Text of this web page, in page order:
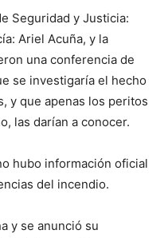
Seguridad y Justicia:
Ariel Acuña, y la
una conferencia de
se investigaría el hecho
y que apenas los peritos
las darían a conocer.
hubo información oficial
del incendio.
y se anunció su